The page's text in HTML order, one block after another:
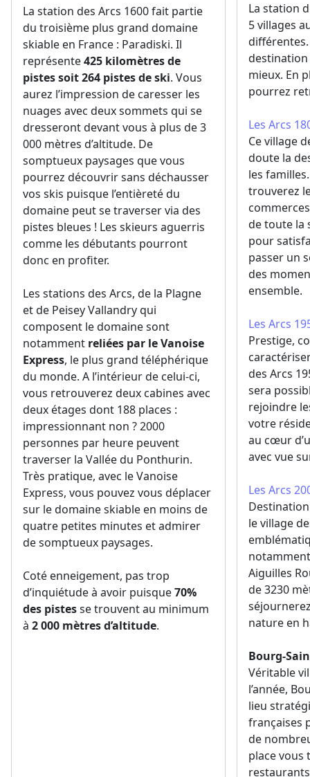
La station des Arcs 1600 fait partie
du troisième plus grand domaine
skiable en France : Paradiski. Il
représente425 kilomètres de
pistes soit 264 pistes de ski. Vous
aurez l’impression de caresser les
nuages avec deux sommets qui se
dresseront devant vous à plus de 3
000 mètres d’altitude. De
somptueux paysages que vous
pourrez découvrir sans déchausser
vos skis puisque l’entièreté du
domaine peut se traverser via des
pistes bleues ! Les skieurs aguerris
comme les débutants pourront
donc en profiter.
Les stations des Arcs, de la Plagne
et de Peisey Vallandry qui
composent le domaine sont
notamment reliées par le Vanoise
Express, le plus grand téléphérique
du monde. A l’intérieur de celui-ci,
vous retrouverez deux cabines avec
deux étages dont 188 places :
impressionnant non ? 2000
personnes par heure peuvent
traverser la Vallée du Ponthurin.
Très pratique, avec le Vanoise
Express, vous pouvez vous déplacer
sur le domaine skiable en moins de
quatre petites minutes et admirer
de somptueux paysages.
Coté enneigement, pas trop
d’inquiétude à avoir puisque70%
des pistesse trouvent au minimum
à 2 000 mètres d’altitude.
La station
5 villages
destination
mieux. En
pourrez
Les Arcs
Ce village
doute la
les
trouverez
de toute la
pour
passer un
des
ensemble.
Les Arcs
Prestige,
des Arcs
sera
rejoindre
votre
au cœur
avec vue
Les Arcs
le village
Aiguilles
de 3230
nature en
Bourg-
Véritable
l’année,
lieu
françaises
de
place vous